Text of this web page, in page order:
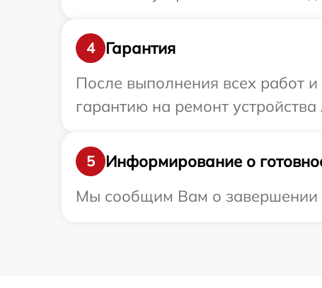
4
Гарантия
После выполнения всех работ
гарантию на ремонт
5
Информирование о
Мы сообщим Вам о завершении